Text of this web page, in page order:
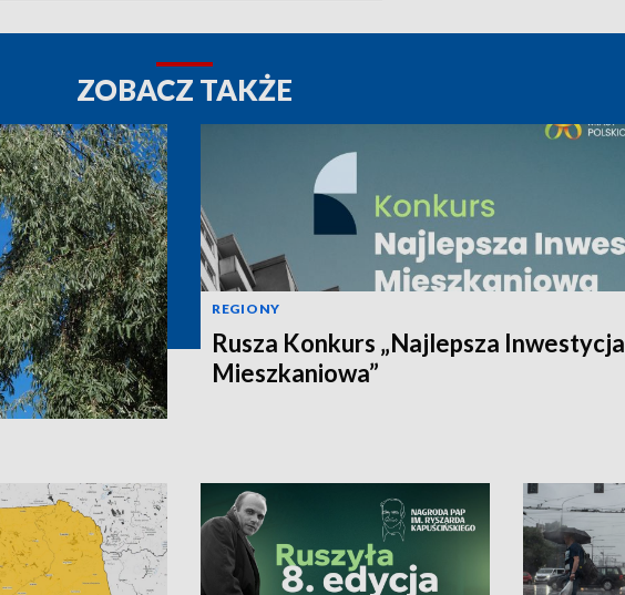
ZOBACZ TAKŻE
REGIONY
Rusza Konkurs „Najlepsza Inwestycja
Mieszkaniowa”